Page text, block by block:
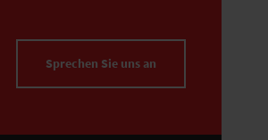
Sprechen Sie uns an